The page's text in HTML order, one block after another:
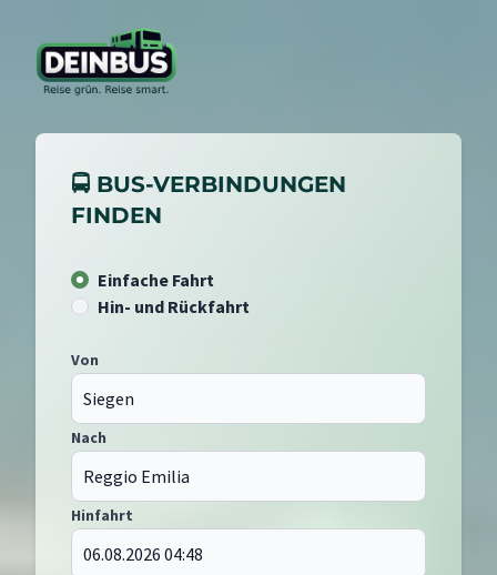
🚍 BUS-VERBINDUNGEN
FINDEN
Einfache Fahrt
Hin- und Rückfahrt
Von
Nach
Hinfahrt